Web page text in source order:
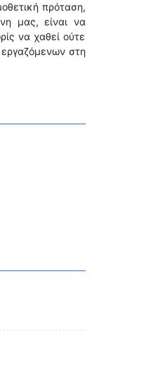
πρόταση,
μας, είναι να
να χαθεί ούτε
στη